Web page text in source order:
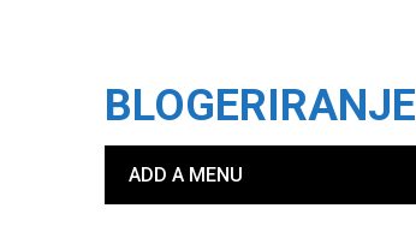
BLOGERIRANJE
ADD A MENU